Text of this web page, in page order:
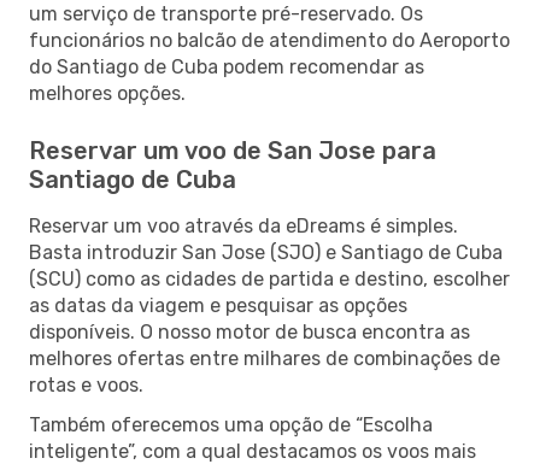
um serviço de transporte pré-reservado. Os
funcionários no balcão de atendimento do Aeroporto
do Santiago de Cuba podem recomendar as
melhores opções.
Reservar um voo de San Jose para
Santiago de Cuba
Reservar um voo através da eDreams é simples.
Basta introduzir San Jose (SJO) e Santiago de Cuba
(SCU) como as cidades de partida e destino, escolher
as datas da viagem e pesquisar as opções
disponíveis. O nosso motor de busca encontra as
melhores ofertas entre milhares de combinações de
rotas e voos.
Também oferecemos uma opção de “Escolha
inteligente”, com a qual destacamos os voos mais